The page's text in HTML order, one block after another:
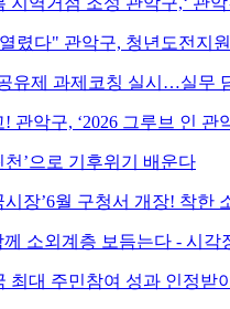
렸다" 관악구, 청년도전지
유제 과제코칭 실시…실무
관악구, ‘2026 그루브 인 관
’으로 기후위기 배운다
장’6월 구청서 개장! 착한
소외계층 보듬는다 - 시각
최대 주민참여 성과 인정